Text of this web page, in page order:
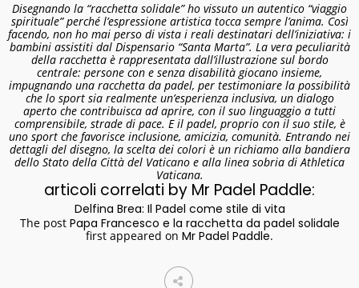
Disegnando la “racchetta solidale” ho vissuto un autentico “viaggio
spirituale” perché l’espressione artistica tocca sempre l’anima. Così
facendo, non ho mai perso di vista i reali destinatari dell’iniziativa: i
bambini assistiti dal Dispensario “Santa Marta”. La vera peculiarità
della racchetta è rappresentata dall’illustrazione sul bordo
centrale: persone con e senza disabilità giocano insieme,
impugnando una racchetta da padel, per testimoniare la possibilità
che lo sport sia realmente un’esperienza inclusiva, un dialogo
aperto che contribuisca ad aprire, con il suo linguaggio a tutti
comprensibile, strade di pace. E il padel, proprio con il suo stile, è
uno sport che favorisce inclusione, amicizia, comunità. Entrando nei
dettagli del disegno, la scelta dei colori è un richiamo alla bandiera
dello Stato della Città del Vaticano e alla linea sobria di Athletica
Vaticana.
articoli correlati by Mr Padel Paddle:
Delfina Brea: Il Padel come stile di vita
The post Papa Francesco e la racchetta da padel solidale
first appeared on Mr Padel Paddle.